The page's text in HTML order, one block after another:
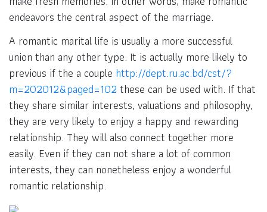
endeavors the central aspect of the marriage.
A romantic marital life is usually a more successful
union than any other type. It is actually more likely to
previous if the a couple http://dept.ru.ac.bd/cst/?
m=202012&paged=102 these can be used with. If that
they share similar interests, valuations and philosophy,
they are very likely to enjoy a happy and rewarding
relationship. They will also connect together more
easily. Even if they can not share a lot of common
interests, they can nonetheless enjoy a wonderful
romantic relationship.